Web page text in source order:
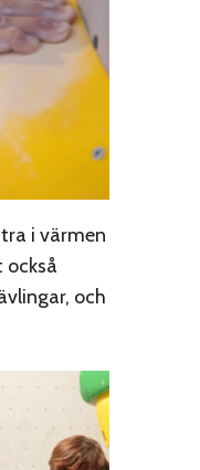
i värmen
också
och